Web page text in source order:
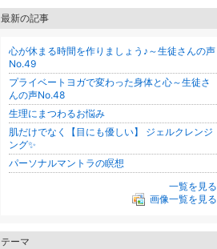
最新の記事
心が休まる時間を作りましょう♪～生徒さんの声
No.49
プライベートヨガで変わった身体と心～生徒さ
んの声No.48
生理にまつわるお悩み
肌だけでなく【目にも優しい】 ジェルクレンジ
ング✨
パーソナルマントラの瞑想
一覧を見る
画像一覧を見る
テーマ